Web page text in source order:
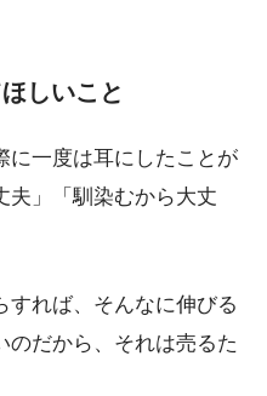
しいこと
に一度は耳にしたことが
夫」「馴染むから大丈
すれば、そんなに伸びる
のだから、それは売るた